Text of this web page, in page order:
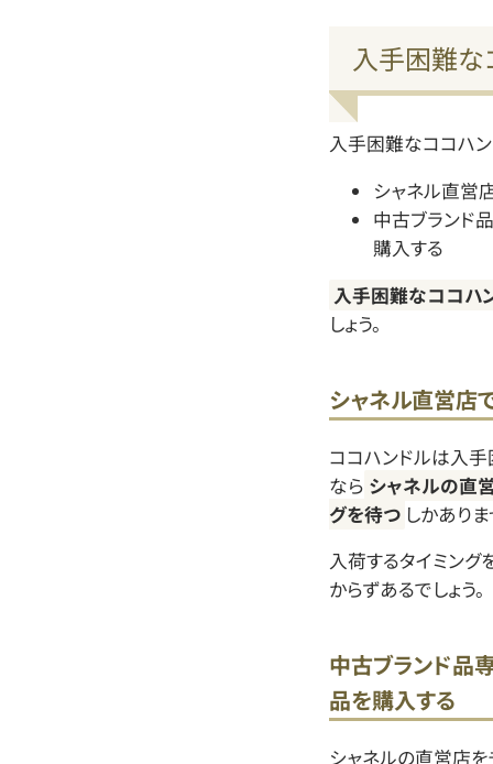
入手困難な
入手困難なココハン
シャネル直営
中古ブランド
購入する
入手困難なココハ
しょう。
シャネル直営店
ココハンドルは入手
なら シャネルの直
グを待つ しかありま
入荷するタイミン
からずあるでしょう。
中古ブランド品
品を購入する
シャネルの直営店を